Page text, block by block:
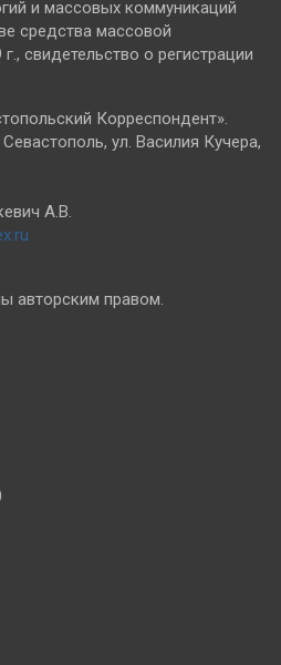
и массовых коммуникаций
средства массовой
свидетельство о регистрации
Корреспондент».
ул. Василия Кучера,
А.В.
авторским правом.